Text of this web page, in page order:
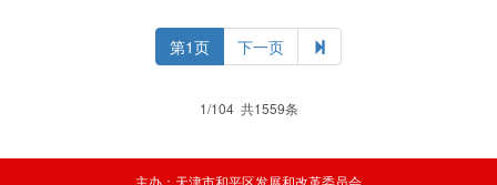
第1页 下一页
1/104 共1559条
主办：天津市和平区发展和改革委员会